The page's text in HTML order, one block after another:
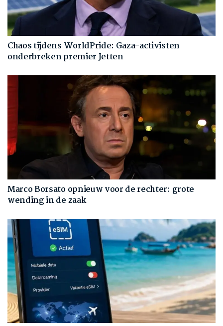
Chaos tijdens WorldPride: Gaza-activisten
onderbreken premier Jetten
Marco Borsato opnieuw voor de rechter: grote
wending in de zaak